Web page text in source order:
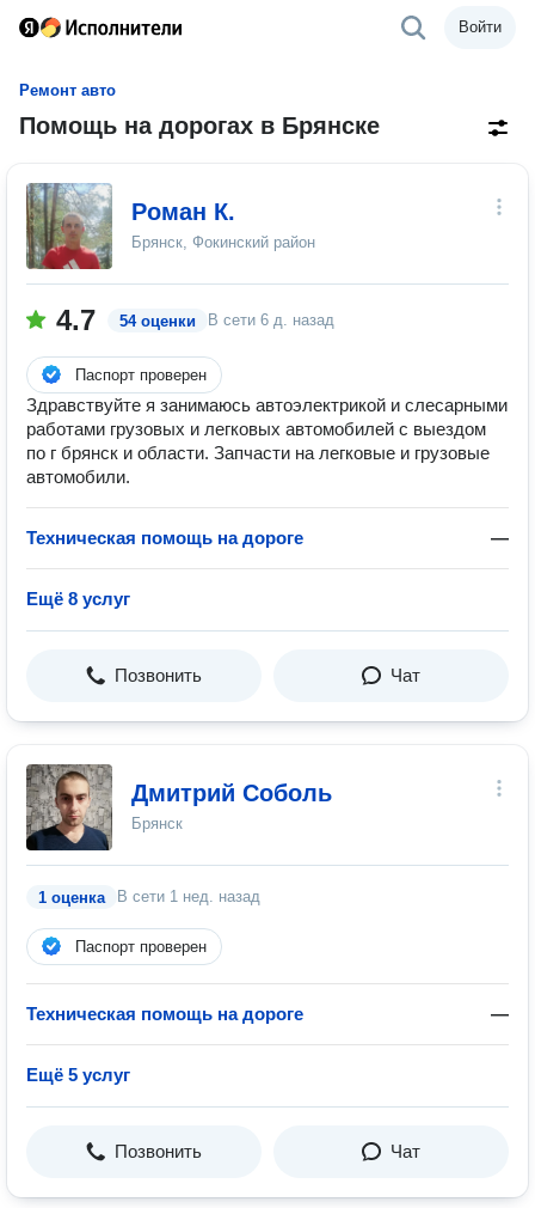
Войти
Ремонт авто
Помощь на дорогах в Брянске
Роман К.
Брянск, Фокинский район
4.7 54 оценки В сети 6 д. назад
Паспорт проверен
Здравствуйте я занимаюсь автоэлектрикой и слесарными
работами грузовых и легковых автомобилей с выездом
по г брянск и области. Запчасти на легковые и грузовые
автомобили.
Техническая помощь на дороге —
Ещё 8 услуг
Позвонить Чат
Дмитрий Соболь
Брянск
1 оценка В сети 1 нед. назад
Паспорт проверен
Техническая помощь на дороге —
Ещё 5 услуг
Позвонить Чат